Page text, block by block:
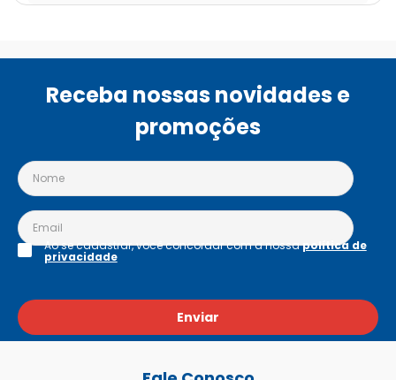
Receba nossas novidades e
promoções
Enviar
Ao se cadastrar, você concordar com a nossapolítica de
privacidade